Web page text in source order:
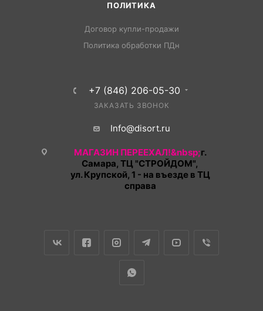
ПОЛИТИКА
Договор купли-продажи
Политика обработки ПДн
+7 (846) 206-05-30
ЗАКАЗАТЬ ЗВОНОК
Info@disort.ru
МАГАЗИН ПЕРЕЕХАЛ!&nbsp;г.
Самара, ТЦ "СТРОЙДОМ",
ул. Крупской, 1 - на въезде в ТЦ
справа